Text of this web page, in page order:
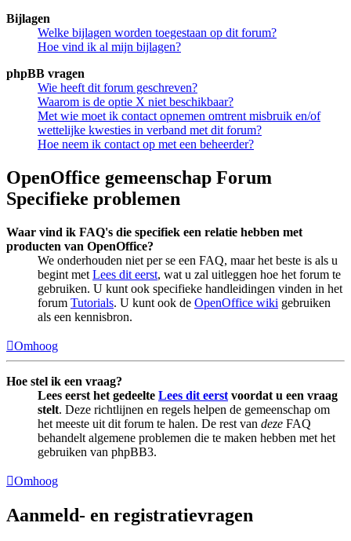
Bijlagen
Welke bijlagen worden toegestaan op dit forum?
Hoe vind ik al mijn bijlagen?
phpBB vragen
Wie heeft dit forum geschreven?
Waarom is de optie X niet beschikbaar?
Met wie moet ik contact opnemen omtrent misbruik en/of
wettelijke kwesties in verband met dit forum?
Hoe neem ik contact op met een beheerder?
OpenOffice gemeenschap Forum
Specifieke problemen
Waar vind ik FAQ's die specifiek een relatie hebben met
producten van OpenOffice?
We onderhouden niet per se een FAQ, maar het beste is als u
begint met Lees dit eerst, wat u zal uitleggen hoe het forum te
gebruiken. U kunt ook specifieke handleidingen vinden in het
forum Tutorials. U kunt ook de OpenOffice wiki gebruiken
als een kennisbron.
Omhoog
Hoe stel ik een vraag?
Lees eerst het gedeelte Lees dit eerst voordat u een vraag
stelt. Deze richtlijnen en regels helpen de gemeenschap om
het meeste uit dit forum te halen. De rest van deze FAQ
behandelt algemene problemen die te maken hebben met het
gebruiken van phpBB3.
Omhoog
Aanmeld- en registratievragen